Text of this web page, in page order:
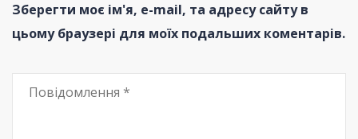
Зберегти моє ім'я, e-mail, та адресу сайту в
цьому браузері для моїх подальших коментарів.